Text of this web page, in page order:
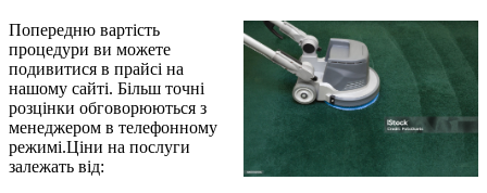
Попередню вартість
процедури ви можете
подивитися в прайсі на
нашому сайті. Більш точні
розцінки обговорюються з
менеджером в телефонному
режимі.Ціни на послуги
залежать від: